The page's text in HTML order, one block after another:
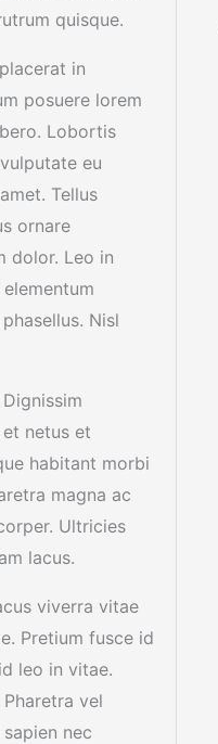
quisque.
in
posuere lorem
Lobortis
eu
Tellus
ornare
dolor. Leo in
Nisl
netus et
habitant morbi
magna ac
Ultricies
lacus.
viverra vitae
Pretium fusce id
leo in vitae.
vel
nec